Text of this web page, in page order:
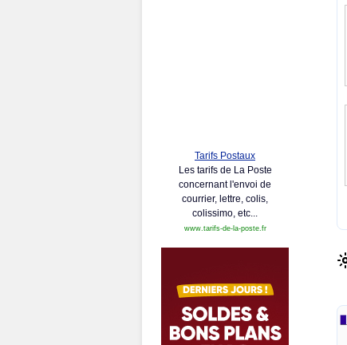
Tarifs Postaux
Les tarifs de La Poste
concernant l'envoi de
courrier, lettre, colis,
colissimo, etc...
www.tarifs-de-la-poste.fr